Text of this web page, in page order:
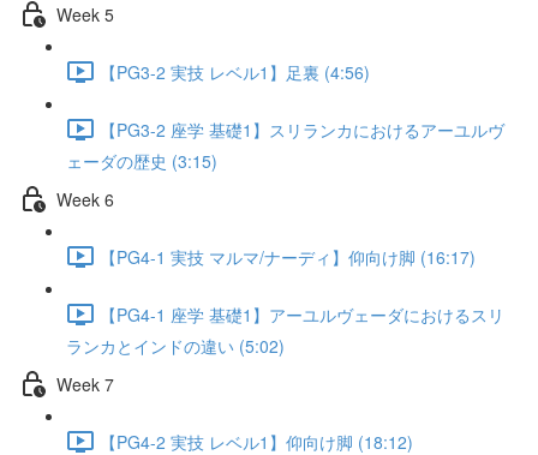
Week 5
【PG3-2 実技 レベル1】足裏 (4:56)
【PG3-2 座学 基礎1】スリランカにおけるアーユルヴ
ェーダの歴史 (3:15)
Week 6
【PG4-1 実技 マルマ/ナーディ】仰向け脚 (16:17)
【PG4-1 座学 基礎1】アーユルヴェーダにおけるスリ
ランカとインドの違い (5:02)
Week 7
【PG4-2 実技 レベル1】仰向け脚 (18:12)